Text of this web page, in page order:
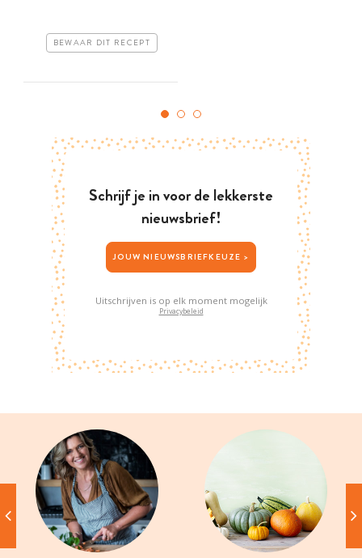
BEWAAR DIT RECEPT
Schrijf je in voor de lekkerste
nieuwsbrief!
JOUW NIEUWSBRIEFKEUZE >
Uitschrijven is op elk moment mogelijk
Privacybeleid